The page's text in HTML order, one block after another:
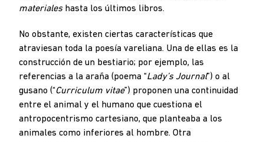
materialeshasta los últimos libros.
No obstante, existen ciertas características que
atraviesan toda la poesía vareliana. Una de ellas es la
construcción de un bestiario; por ejemplo, las
referencias a la araña (poema “Lady’s Journal”) o al
gusano (“Curriculum vitae”) proponen una continuidad
entre el animal y el humano que cuestiona el
antropocentrismo cartesiano, que planteaba a los
animales como inferiores al hombre. Otra